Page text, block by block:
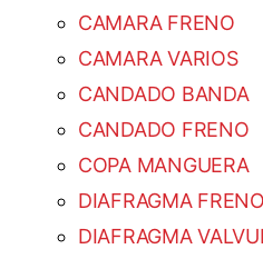
CAMARA FRENO
CAMARA VARIOS
CANDADO BANDA
CANDADO FRENO
COPA MANGUERA
DIAFRAGMA FRENO
DIAFRAGMA